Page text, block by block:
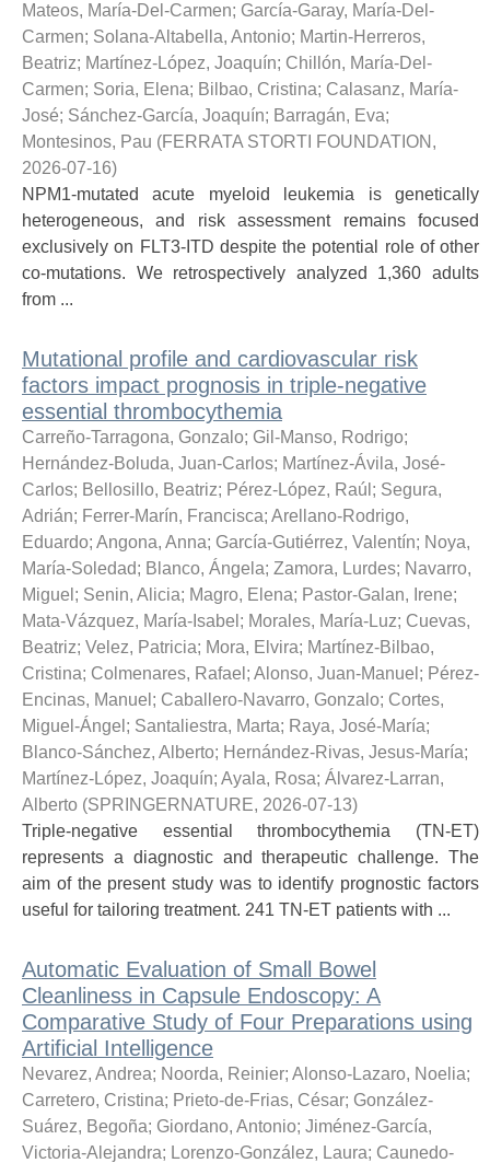
Mateos, María-Del-Carmen; García-Garay, María-Del-
Carmen; Solana-Altabella, Antonio; Martin-Herreros,
Beatriz; Martínez-López, Joaquín; Chillón, María-Del-
Carmen; Soria, Elena; Bilbao, Cristina; Calasanz, María-
José; Sánchez-García, Joaquín; Barragán, Eva;
Montesinos, Pau (FERRATA STORTI FOUNDATION ,
2026-07-16)
NPM1-mutated acute myeloid leukemia is genetically
heterogeneous, and risk assessment remains focused
exclusively on FLT3-ITD despite the potential role of other
co-mutations. We retrospectively analyzed 1,360 adults
from ...
Mutational profile and cardiovascular risk
factors impact prognosis in triple-negative
essential thrombocythemia
Carreño-Tarragona, Gonzalo; Gil-Manso, Rodrigo;
Hernández-Boluda, Juan-Carlos; Martínez-Ávila, José-
Carlos; Bellosillo, Beatriz; Pérez-López, Raúl ; Segura,
Adrián; Ferrer-Marín, Francisca; Arellano-Rodrigo,
Eduardo; Angona, Anna; García-Gutiérrez, Valentín; Noya,
María-Soledad; Blanco, Ángela; Zamora, Lurdes; Navarro,
Miguel ; Senin, Alicia; Magro, Elena; Pastor-Galan, Irene;
Mata-Vázquez, María-Isabel ; Morales, María-Luz; Cuevas,
Beatriz; Velez, Patricia; Mora, Elvira; Martínez-Bilbao,
Cristina; Colmenares, Rafael ; Alonso, Juan-Manuel ; Pérez-
Encinas, Manuel ; Caballero-Navarro, Gonzalo; Cortes,
Miguel-Ángel ; Santaliestra, Marta; Raya, José-María;
Blanco-Sánchez, Alberto; Hernández-Rivas, Jesus-María;
Martínez-López, Joaquín; Ayala, Rosa; Álvarez-Larran,
Alberto (SPRINGERNATURE, 2026-07-13)
Triple-negative essential thrombocythemia (TN-ET)
represents a diagnostic and therapeutic challenge. The
aim of the present study was to identify prognostic factors
useful for tailoring treatment. 241 TN-ET patients with ...
Automatic Evaluation of Small Bowel
Cleanliness in Capsule Endoscopy: A
Comparative Study of Four Preparations using
Artificial Intelligence
Nevarez, Andrea; Noorda, Reinier; Alonso-Lazaro, Noelia;
Carretero, Cristina; Prieto-de-Frias, César; González-
Suárez, Begoña; Giordano, Antonio; Jiménez-García,
Victoria-Alejandra; Lorenzo-González, Laura; Caunedo-